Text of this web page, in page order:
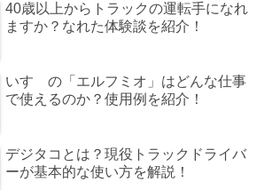
40歳以上からトラックの運転手になれ
ますか？なれた体験談を紹介！
いすゞの「エルフミオ」はどんな仕事
で使えるのか？使用例を紹介！
デジタコとは？現役トラックドライバ
ーが基本的な使い方を解説！